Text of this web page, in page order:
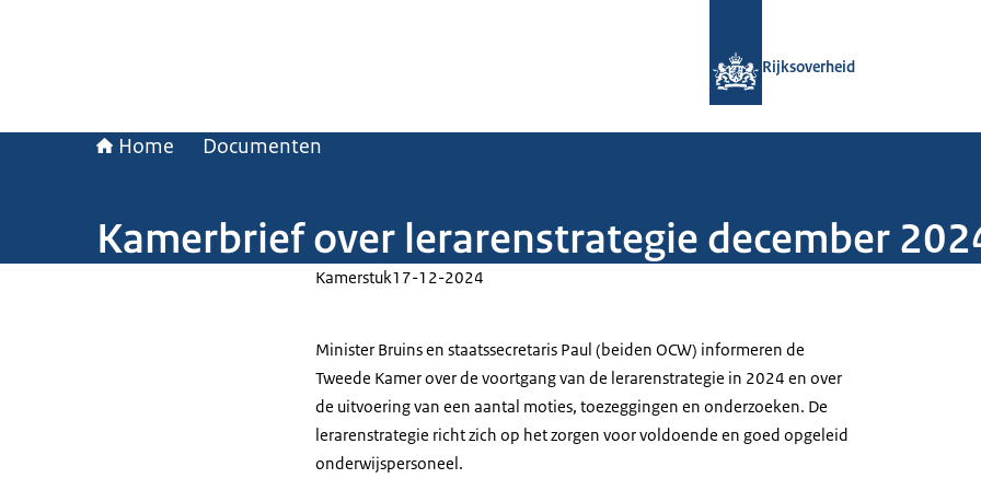
Rijksoverheid
Home Documenten
Kamerbrief over lerarenstrategie december
Kamerstuk17-12-2024
Minister Bruins en staatssecretaris Paul (beiden OCW) informeren de
Tweede Kamer over de voortgang van de lerarenstrategie in 2024 en over
de uitvoering van een aantal moties, toezeggingen en onderzoeken. De
lerarenstrategie richt zich op het zorgen voor voldoende en goed opgeleid
onderwijspersoneel.